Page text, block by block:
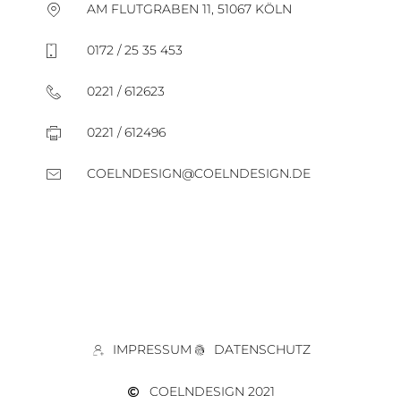
AM FLUTGRABEN 11, 51067 KÖLN
0172 / 25 35 453
0221 / 612623​
0221 / 612496​
COELNDESIGN@COELNDESIGN.DE​
COELNDESIGN 2021
IMPRESSUM DATENSCHUTZ